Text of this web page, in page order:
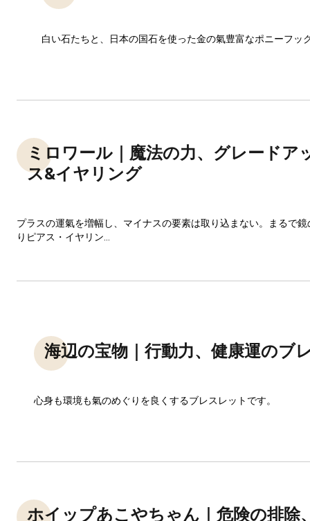
白い石たちと、日本の国石を使った金の氣豊富なポニーフッ
ミロワール｜魔法の力、グレードア
ス&イヤリング
プラスの運氣を増幅し、マイナスの要素は取り込まない。まるで
りピアス・イヤリン...
海辺の宝物｜行動力、健康運のブ
心身も環境も氣のめぐりを良くするブレスレットです。
ホイップあこやちゃん｜危険の排除